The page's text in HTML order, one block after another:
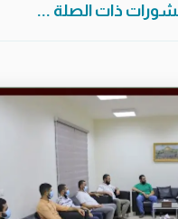
ذات الصلة ...